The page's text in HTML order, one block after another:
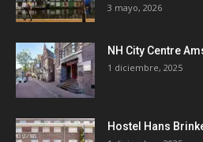
3 mayo, 2026
NH City Centre
1 diciembre, 2025
Hostel Hans